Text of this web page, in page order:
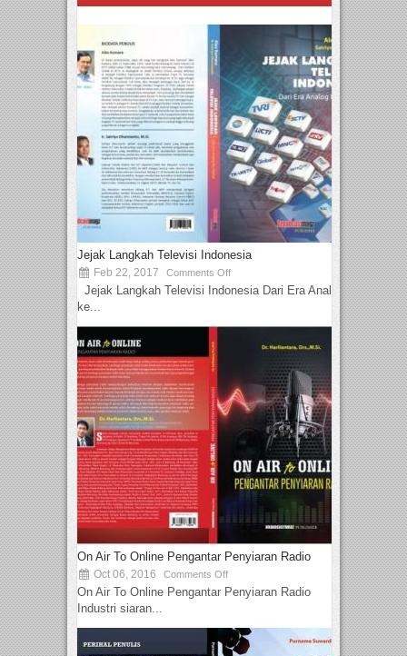
Jejak Langkah Televisi Indonesia
Feb 22, 2017 Comments Off
Jejak Langkah Televisi Indonesia Dari Era Analog
ke...
On Air To Online Pengantar Penyiaran Radio
Oct 06, 2016 Comments Off
On Air To Online Pengantar Penyiaran Radio
Industri siaran...